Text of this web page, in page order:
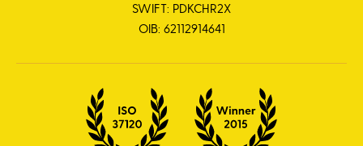
SWIFT: PDKCHR2X
OIB: 62112914641